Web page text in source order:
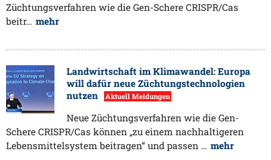
Züchtungsverfahren wie die Gen-Schere CRISPR/Cas
beitr… mehr
Landwirtschaft im Klimawandel: Europa
will dafür neue Züchtungstechnologien
nutzen
Aktuell Meldungen
Neue Züchtungsverfahren wie die Gen-
Schere CRISPR/Cas können „zu einem nachhaltigeren
Lebensmittelsystem beitragen“ und passen … mehr